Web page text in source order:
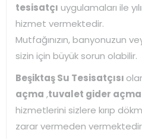
tesisatçı uygulamaları ile
hizmet vermektedir.
Mutfağınızın, banyonuzun
sizin için büyük sorun olabilir.
Beşiktaş Su Tesisatçısı
açma ,tuvalet gider açma
hizmetlerini sizlere kırıp
zarar vermeden